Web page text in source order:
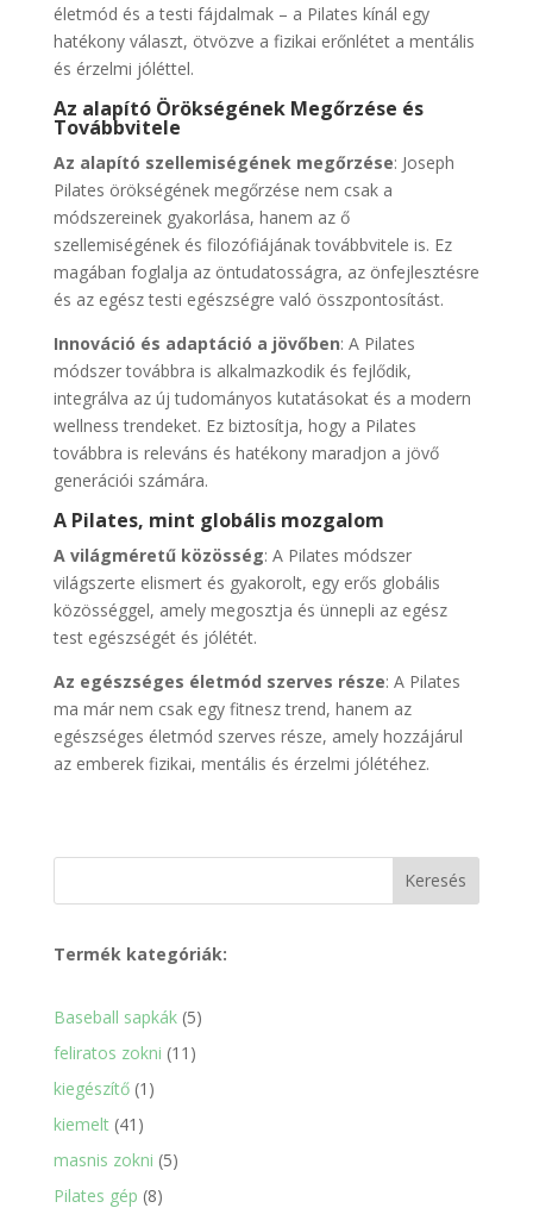
életmód és a testi fájdalmak – a Pilates kínál egy
hatékony választ, ötvözve a fizikai erőnlétet a mentális
és érzelmi jóléttel.
Az alapító Örökségének Megőrzése és
Továbbvitele
Az alapító szellemiségének megőrzése: Joseph
Pilates örökségének megőrzése nem csak a
módszereinek gyakorlása, hanem az ő
szellemiségének és filozófiájának továbbvitele is. Ez
magában foglalja az öntudatosságra, az önfejlesztésre
és az egész testi egészségre való összpontosítást.
Innováció és adaptáció a jövőben: A Pilates
módszer továbbra is alkalmazkodik és fejlődik,
integrálva az új tudományos kutatásokat és a modern
wellness trendeket. Ez biztosítja, hogy a Pilates
továbbra is releváns és hatékony maradjon a jövő
generációi számára.
A Pilates, mint globális mozgalom
A világméretű közösség: A Pilates módszer
világszerte elismert és gyakorolt, egy erős globális
közösséggel, amely megosztja és ünnepli az egész
test egészségét és jólétét.
Az egészséges életmód szerves része: A Pilates
ma már nem csak egy fitnesz trend, hanem az
egészséges életmód szerves része, amely hozzájárul
az emberek fizikai, mentális és érzelmi jólétéhez.
Keresés
Termék kategóriák:
Baseball sapkák 55
feliratos zokni 11 11
kiegészítő 1 1
kiemelt 41 41
termék
masnis zokni 55
Pilates gép 88